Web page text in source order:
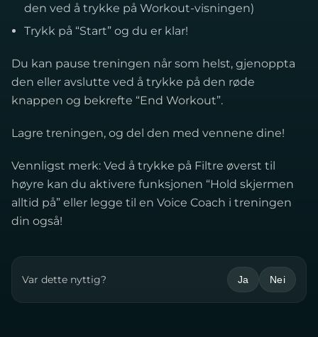
den ved å trykke på Workout-visningen)
Trykk på “Start” og du er klar!
Du kan pause treningen når som helst, gjenoppta
den eller avslutte ved å trykke på den røde
knappen og bekrefte “End Workout”.
Lagre treningen, og del den med vennene dine!
Vennligst merk: Ved å trykke på Filtre øverst til
høyre kan du aktivere funksjonen “Hold skjermen
alltid på” eller legge til en Voice Coach i treningen
din også!
Var dette nyttig? Ja Nei